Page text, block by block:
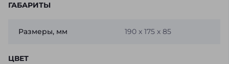
ГАБАРИТЫ
Размеры, мм 190 x 175 x 85
ЦВЕТ